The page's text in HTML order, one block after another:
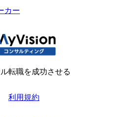
カー
転職を成功させる
利用規約